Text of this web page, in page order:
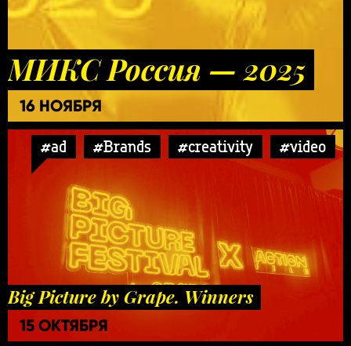
МИКС Россия — 2025
16 НОЯБРЯ
#ad #Brands #creativity #video
Big Picture by Grape. Winners
15 ОКТЯБРЯ